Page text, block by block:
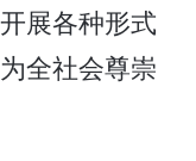
展各种形式
全社会尊崇